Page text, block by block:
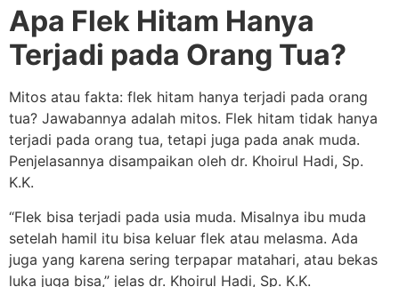
Apa Flek Hitam Hanya
Terjadi pada Orang Tua?
Mitos atau fakta: flek hitam hanya terjadi pada orang
tua? Jawabannya adalah mitos. Flek hitam tidak hanya
terjadi pada orang tua, tetapi juga pada anak muda.
Penjelasannya disampaikan oleh dr. Khoirul Hadi, Sp.
K.K.
“Flek bisa terjadi pada usia muda. Misalnya ibu muda
setelah hamil itu bisa keluar flek atau melasma. Ada
juga yang karena sering terpapar matahari, atau bekas
luka juga bisa,” jelas dr. Khoirul Hadi, Sp. K.K.